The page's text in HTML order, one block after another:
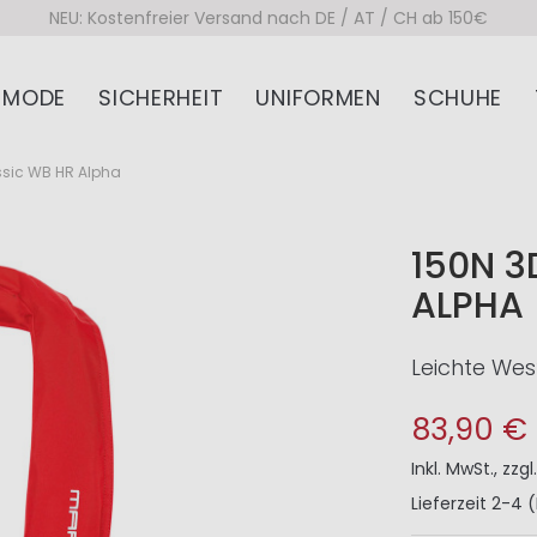
NEU: Kostenfreier Versand nach DE / AT / CH ab 150€
MODE SICHERHEIT UNIFORMEN SCHUHE
WB HR Alpha
150N
ALPHA
Leichte
83,90 €
Inkl. MwSt.,
Lieferzeit 2-4